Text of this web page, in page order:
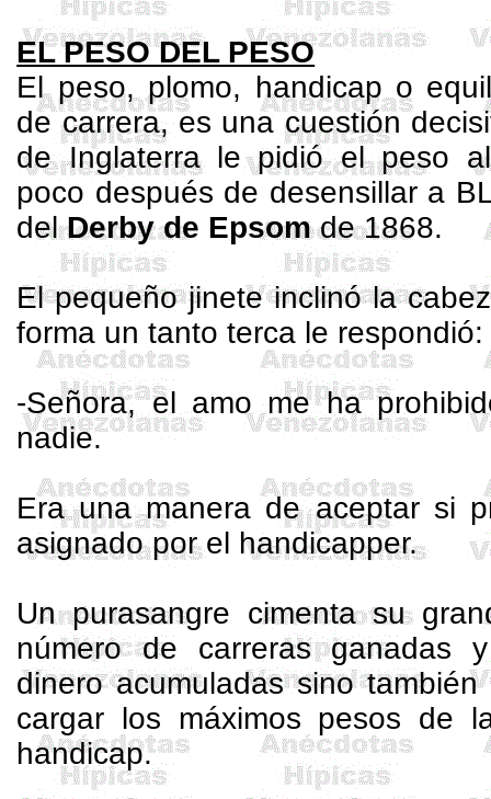
EL PESO DEL PESO
El peso, plomo, handicap o
de carrera, es una cuestión
de Inglaterra le pidió el peso
poco después de desensillar a
delDerby de Epsomde 1868.
El pequeño jinete inclinó la
forma un tanto terca le respondió:
-Señora, el amo me ha
nadie.
Era una manera de aceptar si
asignado por el handicapper.
Un purasangre cimentasu
número de carreras ganadas
dinero acumuladas sino
cargar los máximos pesos de
handicap.